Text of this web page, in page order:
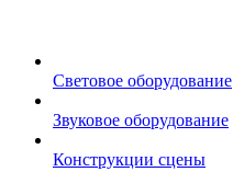
Световое оборудование
Звуковое оборудование
Конструкции сцены